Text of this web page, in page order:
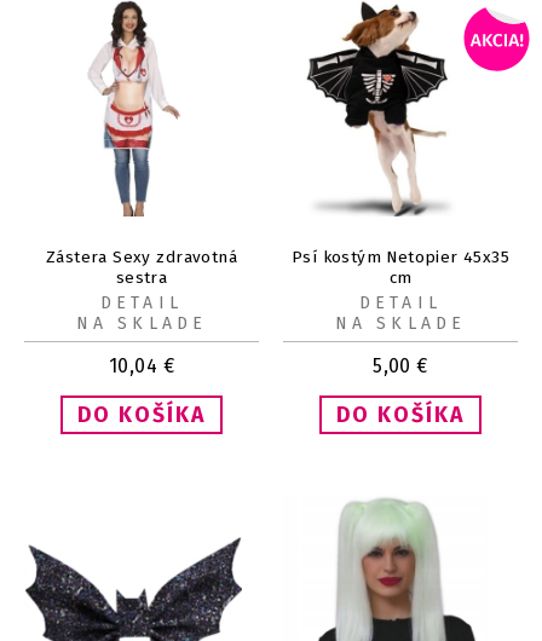
Zástera Sexy zdravotná
sestra
10,04 €
DETAIL
NA SKLADE
Psí kostým Netopier 45x35
cm
5,00 €
DETAIL
NA SKLADE